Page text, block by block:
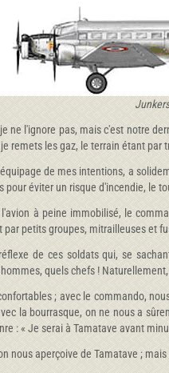
ne l'ignore pas, mais c'est notre
remets les gaz, le terrain étant par
de mes intentions, a
éviter un risque d'incendie, le
à peine immobilisé, le
petits groupes, mitrailleuses et
de ces soldats qui, se
quels chefs !
; avec le commando,
la bourrasque, on ne nous a
: « Je serai à Tamatave avant
nous aperçoive de Tamatave ;